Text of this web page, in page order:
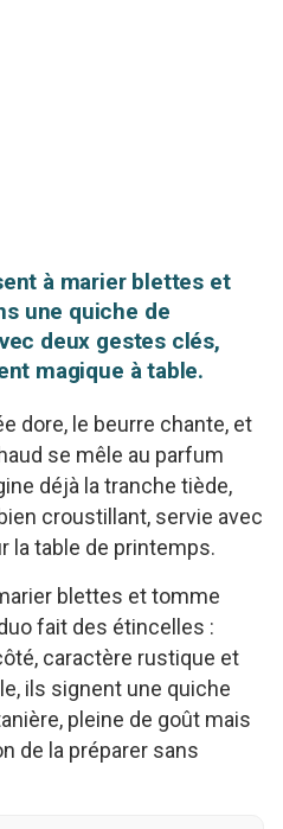
à marier blettes et
une quiche de
deux gestes clés,
magique à table.
dore, le beurre chante, et
se mêle au parfum
déjà la tranche tiède,
croustillant, servie avec
la table de printemps.
blettes et tomme
fait des étincelles :
caractère rustique et
ils signent une quiche
pleine de goût mais
de la préparer sans